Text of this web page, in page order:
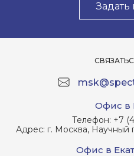
Задать
Офис в
Телефон: +7
Адрес: г. Москва, Научный
Офис в